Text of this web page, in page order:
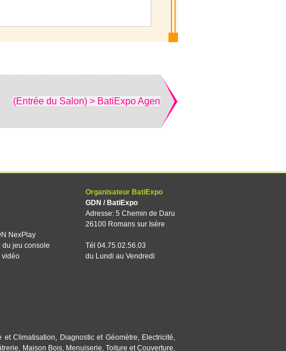
(Entrée du Salon) > BatiExpo Agen
NexPlay
du jeu console
vidéo
Organisateur BatiExpo
GDN / BatiExpo
Adresse: 5 Chemin de Daru
26100 Romans sur Isère
Tél 04.75.02.56.03
du Lundi au Vendredi
et Climatisation, Diagnostic et Géomètre, Electricité,
, Maison Bois, Menuiserie, Toiture et Couverture,